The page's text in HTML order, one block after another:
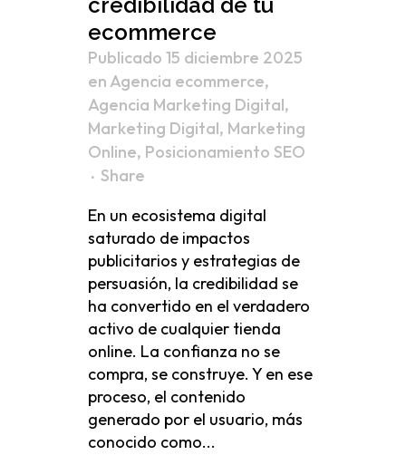
ecommerce
Publicado 15 diciembre 2025
en Agencia ecommerce,
Agencia Marketing Digital,
Marketing Digital, Marketing
Online, Posicionamiento SEO
Share
En un ecosistema digital
saturado de impactos
publicitarios y estrategias de
persuasión, la credibilidad se
ha convertido en el verdadero
activo de cualquier tienda
online. La confianza no se
compra, se construye. Y en ese
proceso, el contenido
generado por el usuario, más
conocido como...